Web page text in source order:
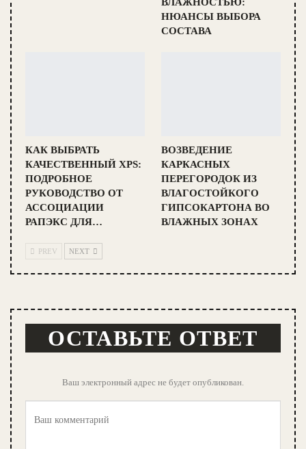
НЮАНСЫ ВЫБОРА
СОСТАВА
КАК ВЫБРАТЬ
КАЧЕСТВЕННЫЙ XPS:
ПОДРОБНОЕ
РУКОВОДСТВО ОТ
АССОЦИАЦИИ
РАПЭКС ДЛЯ…
ВОЗВЕДЕНИЕ
КАРКАСНЫХ
ПЕРЕГОРОДОК ИЗ
ВЛАГОСТОЙКОГО
ГИПСОКАРТОНА ВО
ВЛАЖНЫХ ЗОНАХ
PREV NEXT
ОСТАВЬТЕ ОТВЕТ
Ваш электронный адрес не будет опубликован.